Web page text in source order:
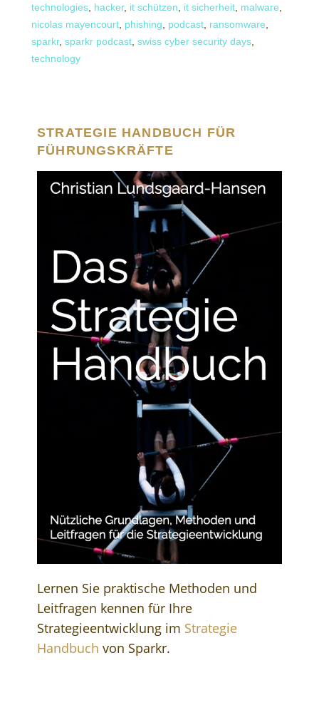
technologies hacker, it schützen it sicherheit malware
nicolas mayencourt phishing podcast ransomware
sparkr, sparkr podcast swiss cyber security days
technology
STRATEGIE HANDBUCH FÜR
FÜHRUNGSKRÄFTE
Lernen Sie praktische Methoden und
Leitfragen kennen für Ihre
Strategieentwicklung im Strategie
Handbuch von Sparkr.